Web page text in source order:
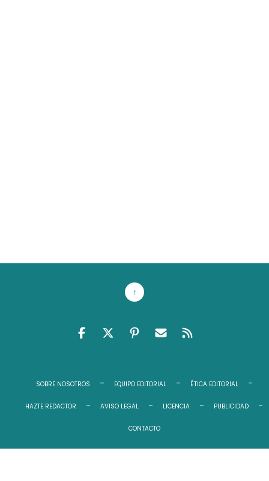
↑
SOBRE NOSOTROS EQUIPO EDITORIAL ÉTICA EDITORIAL
HAZTE REDACTOR AVISO LEGAL LICENCIA PUBLICIDAD
CONTACTO